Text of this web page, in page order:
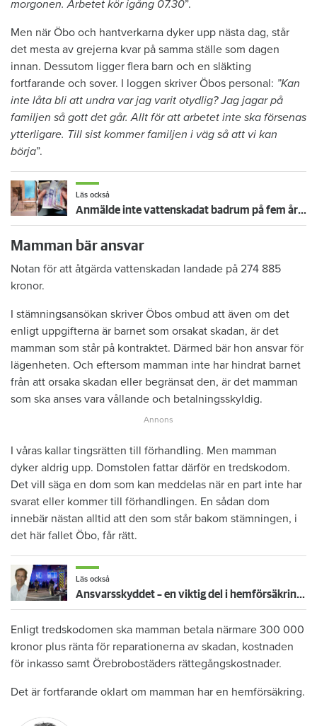
morgonen. Arbetet kör igång 07.30”.
Men när Öbo och hantverkarna dyker upp nästa dag, står
det mesta av grejerna kvar på samma ställe som dagen
innan. Dessutom ligger flera barn och en släkting
fortfarande och sover. I loggen skriver Öbos personal: ”Kan
inte låta bli att undra var jag varit otydlig? Jag jagar på
familjen så gott det går. Allt för att arbetet inte ska försenas
ytterligare. Till sist kommer familjen i väg så att vi kan
börja”.
Läs också
Anmälde inte vattenskadat badrum på fem år – krävs på 125 000 kronor
Mamman bär ansvar
Notan för att åtgärda vattenskadan landade på 274 885
kronor.
I stämningsansökan skriver Öbos ombud att även om det
enligt uppgifterna är barnet som orsakat skadan, är det
mamman som står på kontraktet. Därmed bär hon ansvar för
lägenheten. Och eftersom mamman inte har hindrat barnet
från att orsaka skadan eller begränsat den, är det mamman
som ska anses vara vållande och betalningsskyldig.
I våras kallar tingsrätten till förhandling. Men mamman
dyker aldrig upp. Domstolen fattar därför en tredskodom.
Det vill säga en dom som kan meddelas när en part inte har
svarat eller kommer till förhandlingen. En sådan dom
innebär nästan alltid att den som står bakom stämningen, i
det här fallet Öbo, får rätt.
Läs också
Ansvarsskyddet – en viktig del i hemförsäkringen
Enligt tredskodomen ska mamman betala närmare 300 000
kronor plus ränta för reparationerna av skadan, kostnaden
för inkasso samt Örebrobostäders rättegångskostnader.
Det är fortfarande oklart om mamman har en hemförsäkring.